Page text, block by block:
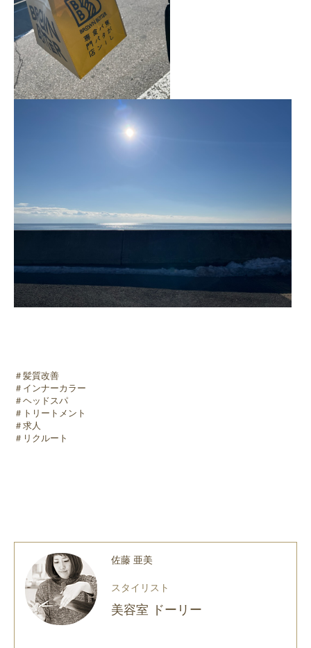
＃髪質改善
＃インナーカラー
＃ヘッドスパ
＃トリートメント
＃求人
＃リクルート
佐藤 亜美
スタイリスト
美容室 ドーリー